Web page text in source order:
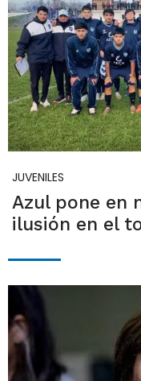
JUVENILES
Azul pone en
ilusión en el